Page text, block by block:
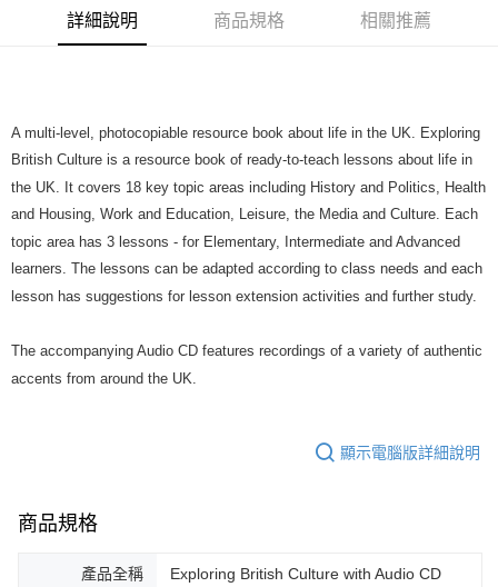
每筆NT$100
詳細說明 商品規格 相關推薦
A multi-level, photocopiable resource book about life in the UK. Exploring
British Culture is a resource book of ready-to-teach lessons about life in
the UK. It covers 18 key topic areas including History and Politics, Health
and Housing, Work and Education, Leisure, the Media and Culture. Each
topic area has 3 lessons - for Elementary, Intermediate and Advanced
learners. The lessons can be adapted according to class needs and each
lesson has suggestions for lesson extension activities and further study.
The accompanying Audio CD features recordings of a variety of authentic
accents from around the UK.
顯示電腦版詳細說明
商品規格
產品全稱
Exploring British Culture with Audio CD